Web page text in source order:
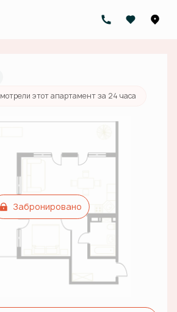
Цена по запросу
этот апартамент за 24 часа
Забронировано